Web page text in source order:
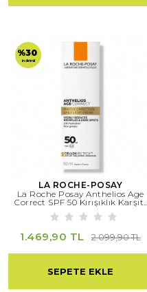
%30
indirimli
LA ROCHE-POSAY
La Roche Posay Anthelios Age
Correct SPF 50 Kırışıklık Karşıtı
Krem 50 Ml
1.469,90 TL 2.099,90 TL
SEPETE EKLE